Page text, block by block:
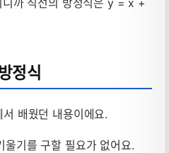
까 직선의 방정식은 y = x +
정식
서 배웠던 내용이에요.
울기를 구할 필요가 없어요.